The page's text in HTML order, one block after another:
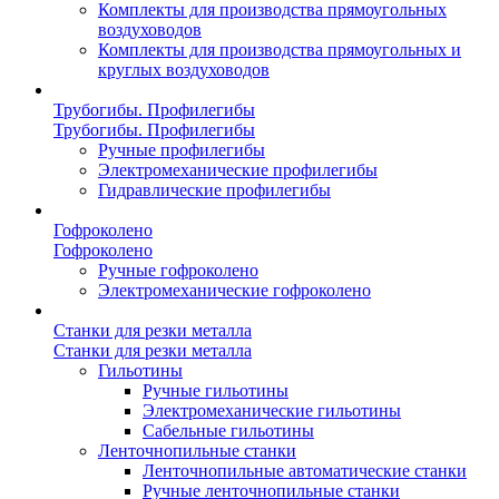
Комплекты для производства прямоугольных
воздуховодов
Комплекты для производства прямоугольных и
круглых воздуховодов
Трубогибы. Профилегибы
Трубогибы. Профилегибы
Ручные профилегибы
Электромеханические профилегибы
Гидравлические профилегибы
Гофроколено
Гофроколено
Ручные гофроколено
Электромеханические гофроколено
Станки для резки металла
Станки для резки металла
Гильотины
Ручные гильотины
Электромеханические гильотины
Сабельные гильотины
Ленточнопильные станки
Ленточнопильные автоматические станки
Ручные ленточнопильные станки